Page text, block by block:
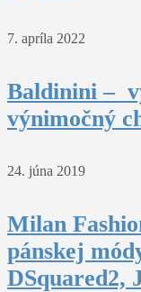
7. apríla 2022
Baldinini –
výnimočný
24. júna 2019
Milan
pánskej
DSquared2,